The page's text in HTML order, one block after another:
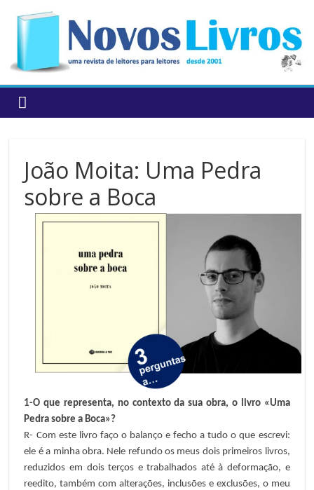
content
João Moita: Uma Pedra
sobre a Boca
1-O que representa, no contexto da sua obra, o livro «Uma
Pedra sobre a Boca»?
R- Com este livro faço o balanço e fecho a tudo o que escrevi:
ele é a minha obra. Nele refundo os meus dois primeiros livros,
reduzidos em dois terços e trabalhados até à deformação, e
reedito, também com alterações, inclusões e exclusões, o meu